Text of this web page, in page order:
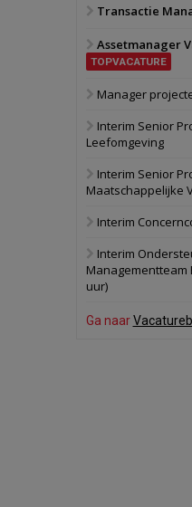
28 september 2026
17 september 2026
Transactie
Assetmanager
TOPVACATURE
Manager
Interim Senior
Leefomgeving
Interim Senior
Maatschappelijke
Interim
Interim
Managementteam
uur)
Ga naar